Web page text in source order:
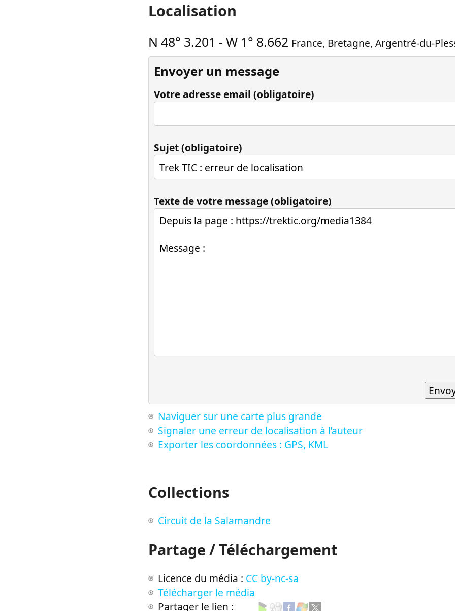
Localisation
N 48° 3.201 - W 1° 8.662 France, Bretagne, Argentré-du-
Envoyer un message
Votre adresse email (obligatoire)
Sujet (obligatoire)
Texte de votre message (obligatoire)
Naviguer sur une carte plus grande
Signaler une erreur de localisation à l’auteur
Exporter les coordonnées : GPS, KML
Collections
Circuit de la Salamandre
Partage / Téléchargement
Licence du média : CC by-nc-sa
Télécharger le média
Partager le lien :